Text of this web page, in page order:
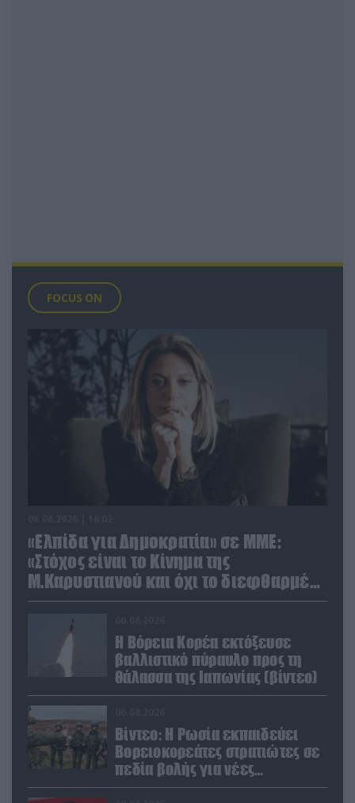
FOCUS ON
«Ελπίδα για Δημοκρατία» σε ΜΜΕ:
«Στόχος είναι το Κίνημα της
Μ.Καρυστιανού και όχι το διεφθαρμένο
σύστημα εξουσίας»
Η Βόρεια Κορέα εκτόξευσε
βαλλιστικό πύραυλο προς τη
θάλασσα της Ιαπωνίας (βίντεο)
Βίντεο: Η Ρωσία εκπαιδεύει
Βορειοκορεάτες στρατιώτες σε
πεδία βολής για νέες
επιχειρήσεις